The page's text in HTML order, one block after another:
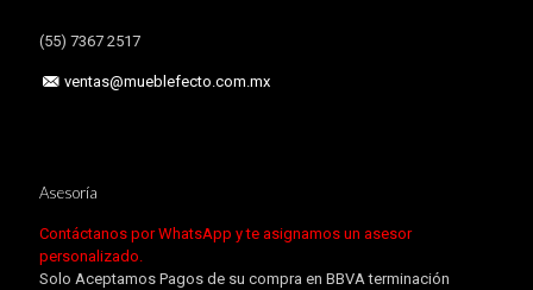
(55) 7367 2517
ventas@mueblefecto.com.mx
Asesoría
Contáctanos por WhatsApp y te asignamos un asesor
personalizado.
Solo Aceptamos Pagos de su compra en BBVA terminación